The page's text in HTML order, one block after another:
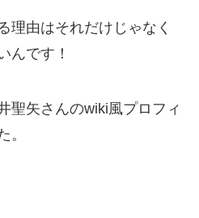
理由はそれだけじゃなく
んです！
聖矢さんのwiki風プロフィ
。